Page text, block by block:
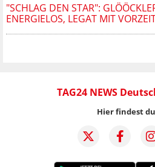
"SCHLAG DEN STAR":
ENERGIELOS, LEGAT MIT
TAG24 NEWS
Hier findest